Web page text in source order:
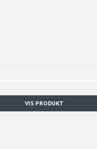
VIS PRODUKT